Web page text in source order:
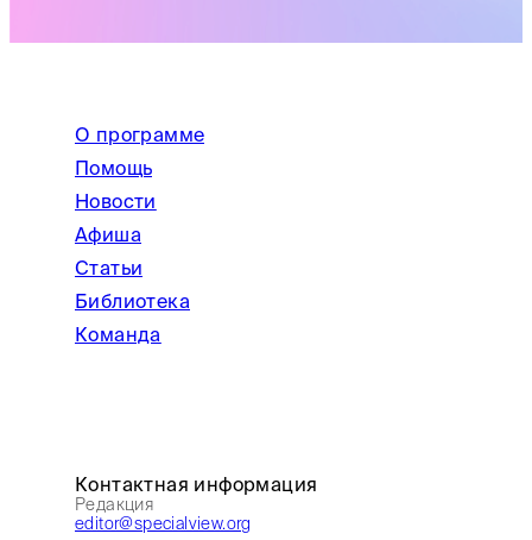
О программе
Помощь
Новости
Афиша
Статьи
Библиотека
Команда
Контактная информация
Редакция
editor@specialview.org